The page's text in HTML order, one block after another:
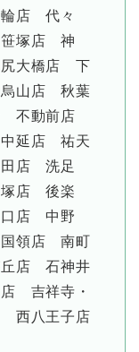
店 代々
塚店 神
大橋店 下
山店 秋葉
不動前店
延店 祐天
店 洗足
店 後楽
店 中野
領店 南町
店 石神井
吉祥寺・
西八王子店